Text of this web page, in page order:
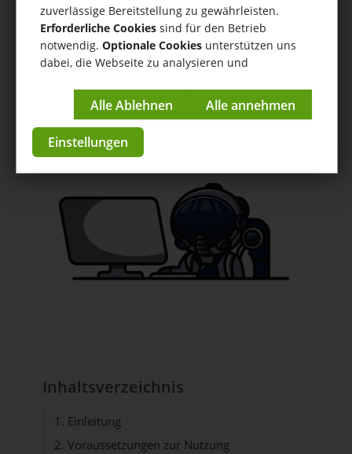
Deutsche Post
International
Deutsche Post International
Deutsche Post International Connector
Anleitungen & Tutorials
zur App im Store
Inhaltsverzeichnis
1. Einleitung
2. Voraussetzungen zur Nutzung
zuverlässige Bereitstellung zu gewährleisten.
Erforderliche Cookies sind für den Betrieb
notwendig. Optionale Cookies unterstützen uns
dabei, die Webseite zu analysieren und
Impressum| Datenschutzerklärung
Einstellungen